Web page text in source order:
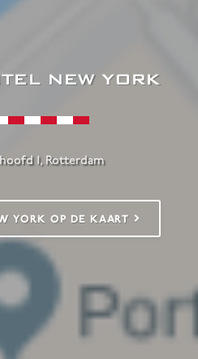
NEW YORK
1, Rotterdam
YORK OP DE KAART